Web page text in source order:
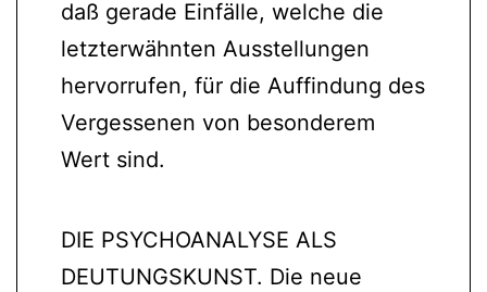
daß gerade Einfälle, welche die
letzterwähnten Ausstellungen
hervorrufen, für die Auffindung des
Vergessenen von besonderem
Wert sind.
DIE PSYCHOANALYSE ALS
DEUTUNGSKUNST. Die neue